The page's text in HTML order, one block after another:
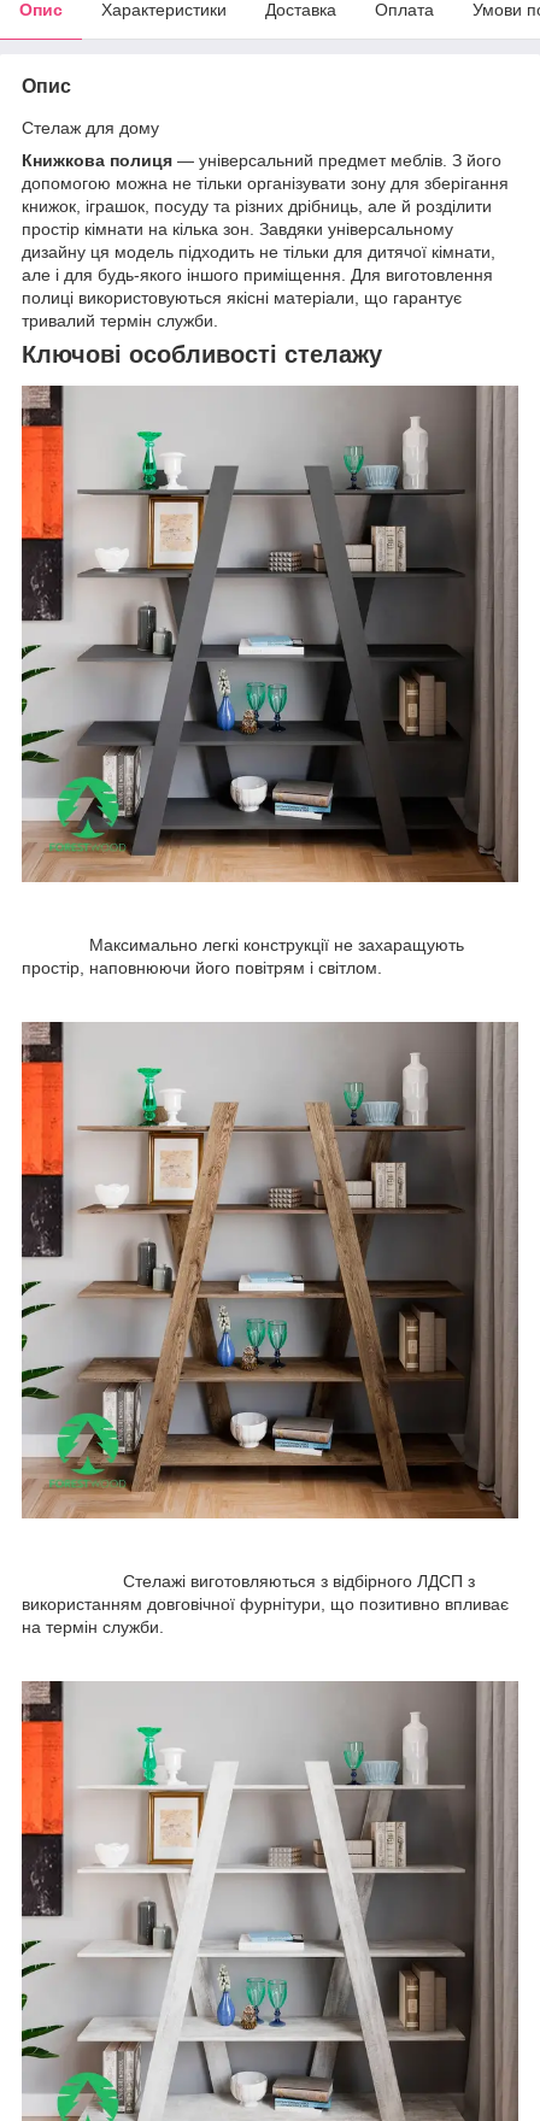
Опис Характеристики Доставка Оплата Умови
Опис
Стелаж для дому
Книжкова полиця — універсальний предмет меблів. З його
допомогою можна не тільки організувати зону для зберігання
книжок, іграшок, посуду та різних дрібниць, але й розділити
простір кімнати на кілька зон. Завдяки універсальному
дизайну ця модель підходить не тільки для дитячої кімнати,
але і для будь-якого іншого приміщення. Для виготовлення
полиці використовуються якісні матеріали, що гарантує
тривалий термін служби.
Ключові особливості стелажу
Максимально легкі конструкції не захаращують
простір, наповнюючи його повітрям і світлом.
Стелажі виготовляються з відбірного ЛДСП з
використанням довговічної фурнітури, що позитивно впливає
на термін служби.